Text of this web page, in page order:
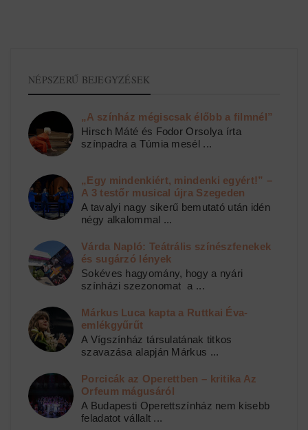
NÉPSZERŰ BEJEGYZÉSEK
„A színház mégiscsak élőbb a filmnél”
Hirsch Máté és Fodor Orsolya írta
színpadra a Túmia mesél ...
„Egy mindenkiért, mindenki egyért!” –
A 3 testőr musical újra Szegeden
A tavalyi nagy sikerű bemutató után idén
négy alkalommal ...
Várda Napló: Teátrális színészfenekek
és sugárzó lények
Sokéves hagyomány, hogy a nyári
színházi szezonomat a ...
Márkus Luca kapta a Ruttkai Éva-
emlékgyűrűt
A Vígszínház társulatának titkos
szavazása alapján Márkus ...
Porcicák az Operettben – kritika Az
Orfeum mágusáról
A Budapesti Operettszínház nem kisebb
feladatot vállalt ...